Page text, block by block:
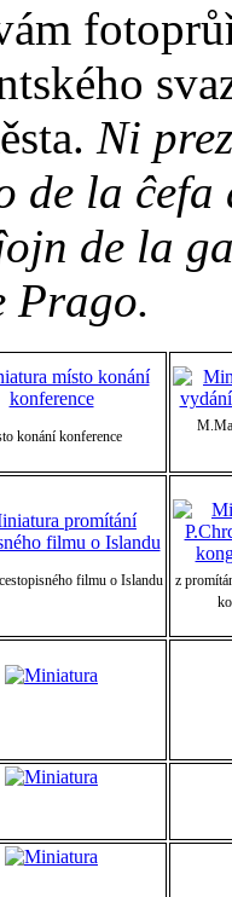
Ni
de la
de la
Prago.
konání konference
filmu o Islandu
z